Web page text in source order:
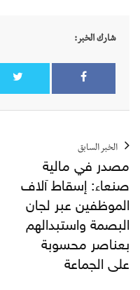
شارك الخبر:
الخبر السابق
مصدر في مالية
صنعاء: إسقاط آلاف
الموظفين عبر لجان
البصمة واستبدالهم
بعناصر محسوبة
على الجماعة